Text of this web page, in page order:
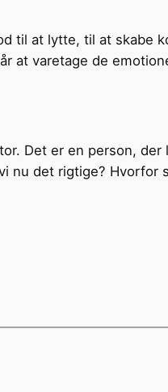
til at lytte, til at skabe
at varetage de
Det er en person, der
nu det rigtige? Hvorfor